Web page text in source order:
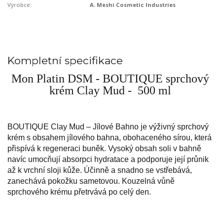
Výrobce:
A. Meshi Cosmetic Industries
Kompletní specifikace
Mon Platin DSM - BOUTIQUE sprchový
krém Clay Mud - 500 ml
BOUTIQUE Clay Mud – Jílové Bahno je výživný sprchový
krém s obsahem jílového bahna, obohaceného sírou, která
přispívá k regeneraci buněk. Vysoký obsah soli v bahně
navíc umocňují absorpci hydratace a podporuje její průnik
až k vrchní sloji kůže. Účinně a snadno se vstřebává,
zanechává pokožku sametovou. Kouzelná vůně
sprchového krému přetrvává po celý den.